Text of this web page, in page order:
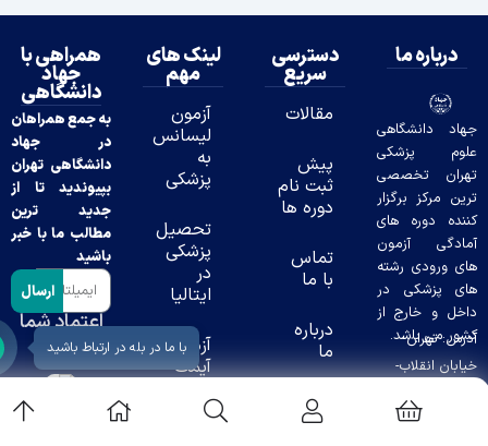
ما
برگزار
های
آزمون
رشته
در
از
باشد.
با ما در بله در ارتباط باشید
09939649482
دسترسی
پیش
ثبت نام
دوره ها
تماس
با ما
ما
لینک های
آیمت
همراهی با
دانشگاهی
به جمع همراهان
در جهاد
دانشگاهی تهران
بپیوندید تا از
جدید ترین
مطالب ما با خبر
باشید
ارسال
اعتماد شما
افتخار
ماست